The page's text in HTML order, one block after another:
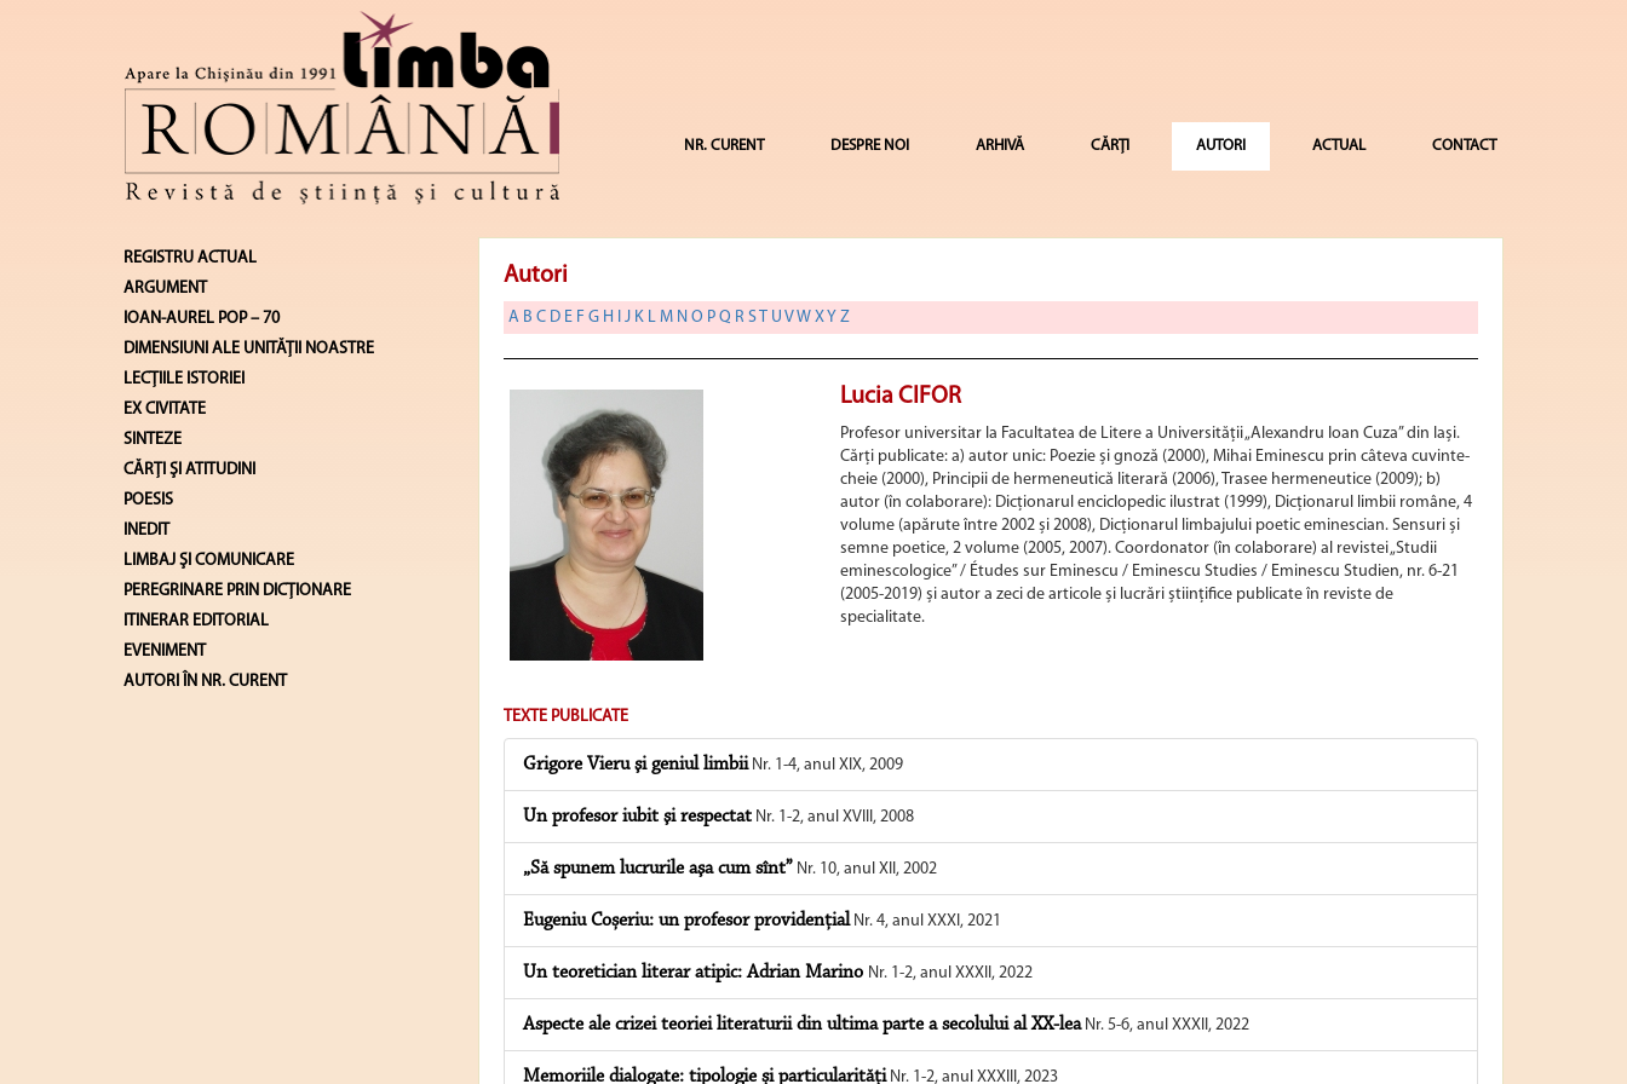
NR. CURENT DESPRE NOI ARHIVĂ CĂRȚI AUTORI ACTUAL CONTACT
REGISTRU ACTUAL
ARGUMENT
IOAN-AUREL POP – 70
DIMENSIUNI ALE UNITĂŢII NOASTRE
LECŢIILE ISTORIEI
EX CIVITATE
SINTEZE
CĂRŢI ŞI ATITUDINI
POESIS
INEDIT
LIMBAJ ŞI COMUNICARE
PEREGRINARE PRIN DICȚIONARE
ITINERAR EDITORIAL
EVENIMENT
AUTORI ÎN NR. CURENT
Autori
A B C D E F G H J K L M N O P Q R ST U VW XY Z
Lucia CIFOR
Profesor universitar la Facultatea de Litere a Universității „Alexandru Ioan Cuza” din Iași.
Cărți publicate: a) autor unic: Poezie și gnoză (2000), Mihai Eminescu prin câteva cuvinte-
cheie (2000), Principii de hermeneutică literară (2006), Trasee hermeneutice (2009); b)
autor (în colaborare): Dicționarul enciclopedic ilustrat (1999), Dicționarul limbii române, 4
volume (apărute între 2002 și 2008), Dicționarul limbajului poetic eminescian. Sensuri și
semne poetice, 2 volume (2005, 2007). Coordonator (în colaborare) al revistei „Studii
eminescologice” / Études sur Eminescu / Eminescu Studies / Eminescu Studien, nr. 6-21
(2005-2019) și autor a zeci de articole și lucrări științifice publicate în reviste de
specialitate.
TEXTE PUBLICATE
Grigore Vieru şi geniul limbiiNr. 1-4, anul XIX, 2009
Un profesor iubit şi respectatNr. 1-2, anul XVIII, 2008
„Să spunem lucrurile aşa cum sînt”Nr. 10, anul XII, 2002
Eugeniu Coșeriu: un profesor providențialNr. 4, anul XXXI, 2021
Un teoretician literar atipic: Adrian Marino Nr. 1-2, anul XXXII, 2022
Aspecte ale crizei teoriei literaturii din ultima parte a secolului al XX-leaNr. 5-6, anul XXXII, 2022
Memoriile dialogate: tipologie și particularitățiNr. 1-2, anul XXXIII, 2023